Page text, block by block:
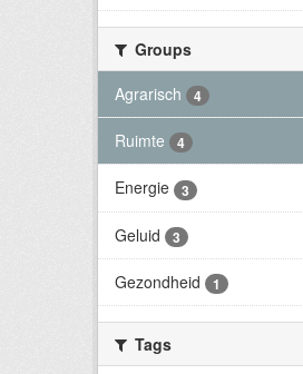
Groups
Agrarisch
4
Ruimte 4
Energie 3
Geluid 3
Gezondheid 1
Tags